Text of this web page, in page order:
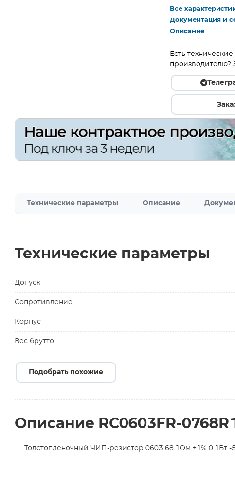
Все
Документация и
Описание
Есть
производителю?
Технические параметры Описание
Технические параметры
Допуск
Сопротивление
Корпус
Вес брутто
Подобрать похожие
Описание RC0603FR-
Толстопленочный ЧИП-резистор 0603 68.1Ом ±1% 0.1Вт -